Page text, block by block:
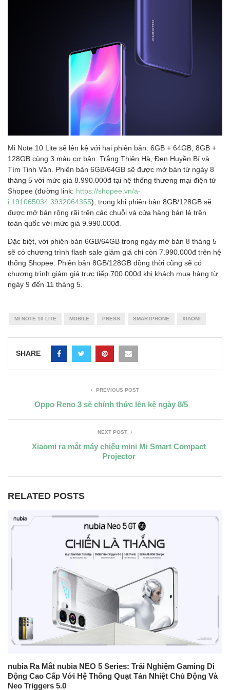
Mi Note 10 Lite sẽ lên kệ với hai phiên bản: 6GB + 64GB, 8GB +
128GB cùng 3 màu cơ bản: Trắng Thiên Hà, Đen Huyền Bí và
Tím Tinh Vân. Phiên bản 6GB/64GB sẽ được mở bán từ ngày 8
tháng 5 với mức giá 8.990.000đ tại hệ thống thương mại điện tử
Shopee (đường link: https://shopee.vn/a-
i.191065034.3932064355); trong khi phiên bản 8GB/128GB sẽ
được mở bán rộng rãi trên các chuỗi và cửa hàng bán lẻ trên
toàn quốc với mức giá 9.990.000đ.
Đặc biệt, với phiên bản 6GB/64GB trong ngày mở bán 8 tháng 5
sẽ có chương trình flash sale giảm giá chỉ còn 7.990.000đ trên hệ
thống Shopee. Phiên bản 8GB/128GB đồng thời cũng sẽ có
chương trình giảm giá trực tiếp 700.000đ khi khách mua hàng từ
ngày 9 đến 11 tháng 5.
MI NOTE 10 LITE MOBILE PRESS SMARTPHONE XIAOMI
SHARE
PREVIOUS POST
Oppo Reno 3 sẽ chính thức lên kệ ngày 8/5
NEXT POST
Xiaomi ra mắt máy chiếu mini Mi Smart Compact
Projector
RELATED POSTS
nubia Ra Mắt nubia NEO 5 Series: Trải Nghiệm Gaming Di
Động Cao Cấp Với Hệ Thống Quạt Tản Nhiệt Chủ Động Và
Neo Triggers 5.0